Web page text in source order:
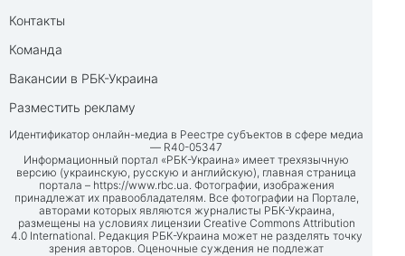
Контакты
Команда
Вакансии в РБК-Украина
Разместить рекламу
Идентификатор онлайн-медиа в Реестре субъектов в сфере медиа
— R40-05347
Информационный портал «РБК-Украина» имеет трехязычную
версию (украинскую, русскую и английскую), главная страница
портала – https://www.rbc.ua. Фотографии, изображения
принадлежат их правообладателям. Все фотографии на Портале,
авторами которых являются журналисты РБК-Украина,
размещены на условиях лицензии Creative Commons Attribution
4.0 International. Редакция РБК-Украина может не разделять точку
зрения авторов. Оценочные суждения не подлежат